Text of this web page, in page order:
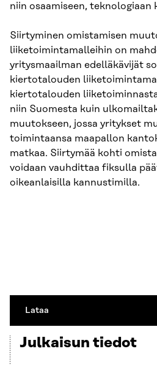
niin osaamiseen,
Siirtyminen omistamisen
liiketoimintamalleihin on
yritysmaailman edelläkävijät
kiertotalouden
kiertotalouden
niin Suomesta kuin
muutokseen, jossa yritykset
toimintaansa maapallon
matkaa. Siirtymää kohti
voidaan vauhdittaa fiksulla
oikeanlaisilla kannustimilla.
Lataa
Julkaisun tiedot